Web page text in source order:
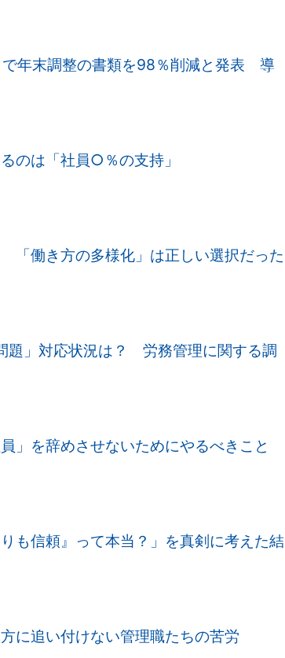
で年末調整の書類を98％削減と発表 導
のは「社員○％の支持」
「働き方の多様化」は正しい選択だった
題」対応状況は？ 労務管理に関する調
」を辞めさせないためにやるべきこと
も信頼』って本当？」を真剣に考えた結
に追い付けない管理職たちの苦労